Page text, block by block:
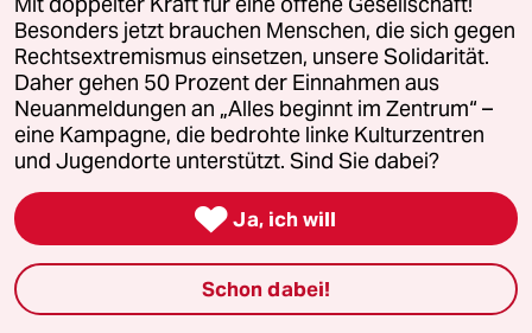
Folgen Sie uns
Ressorts
Politik
Gesellschaft
Besonders jetzt brauchen Menschen, die sich gegen
Rechtsextremismus einsetzen, unsere Solidarität.
Daher gehen 50 Prozent der Einnahmen aus
Neuanmeldungen an „Alles beginnt im Zentrum“ –
eine Kampagne, die bedrohte linke Kulturzentren
und Jugendorte unterstützt. Sind Sie dabei?
 Ja, ich will
Schon dabei!